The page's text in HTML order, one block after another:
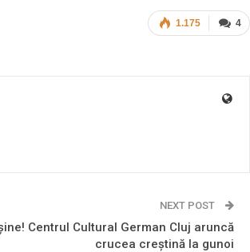
4
1.175
NEXT POST
Centrul Cultural German Cluj aruncă
crucea creştină la gunoi